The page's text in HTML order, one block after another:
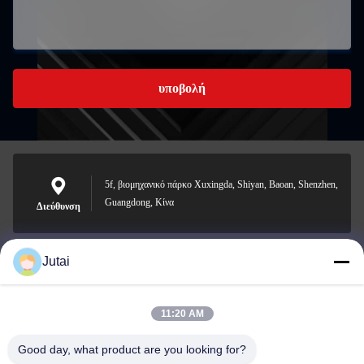
υποβολή
Διεύθυνση
5f, βιομηχανικό πάρκο Xuxingda, Shiyan, Baoan, Shenzhen,
Guangdong, Κίνα
jutaisales18@gmail.com
Jutai
11:20 AM
Good day, what product are you looking for?